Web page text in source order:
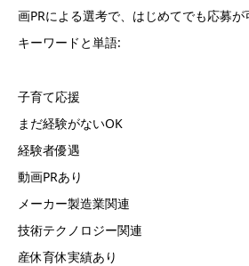
画PRによる選考で、はじめてでも応募が
キーワードと単語:
子育て応援
まだ経験がないOK
経験者優遇
動画PRあり
メーカー製造業関連
技術テクノロジー関連
産休育休実績あり